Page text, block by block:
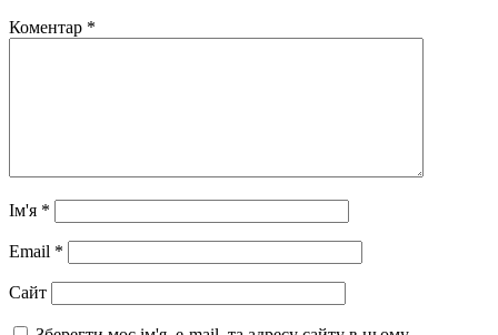
Коментар *
Ім'я *
Email *
Сайт